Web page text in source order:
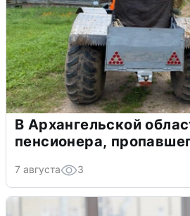
В Архангельской
пенсионера,
7 августа 3